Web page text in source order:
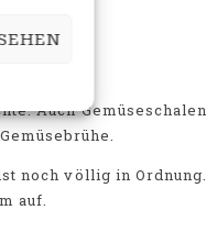
Auch Gemüseschalen
noch völlig in Ordnung.
auf.